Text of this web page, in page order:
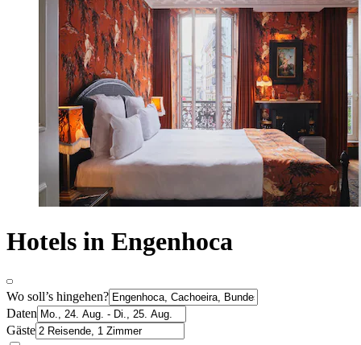
Hotels in Engenhoca
Wo soll’s hingehen?
Daten
Gäste